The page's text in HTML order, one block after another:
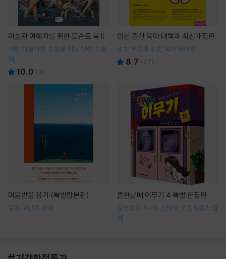
미술관 여행자를 위한 도슨트 북 II
서양 미술사의 흐름을 꿰는 반려 미술
책
10.0 ( 3)
임신 출산 육아 대백과 최신개정판
초보 부모를 위한 육아 바이블
8.7 ( 27)
미움받을 용기 (특별합본판)
모든 고민은 관계
흔한남매 이무기 4 특별 한정판
오싹함이 두 배! 스페셜 굿즈 6종과 함
께